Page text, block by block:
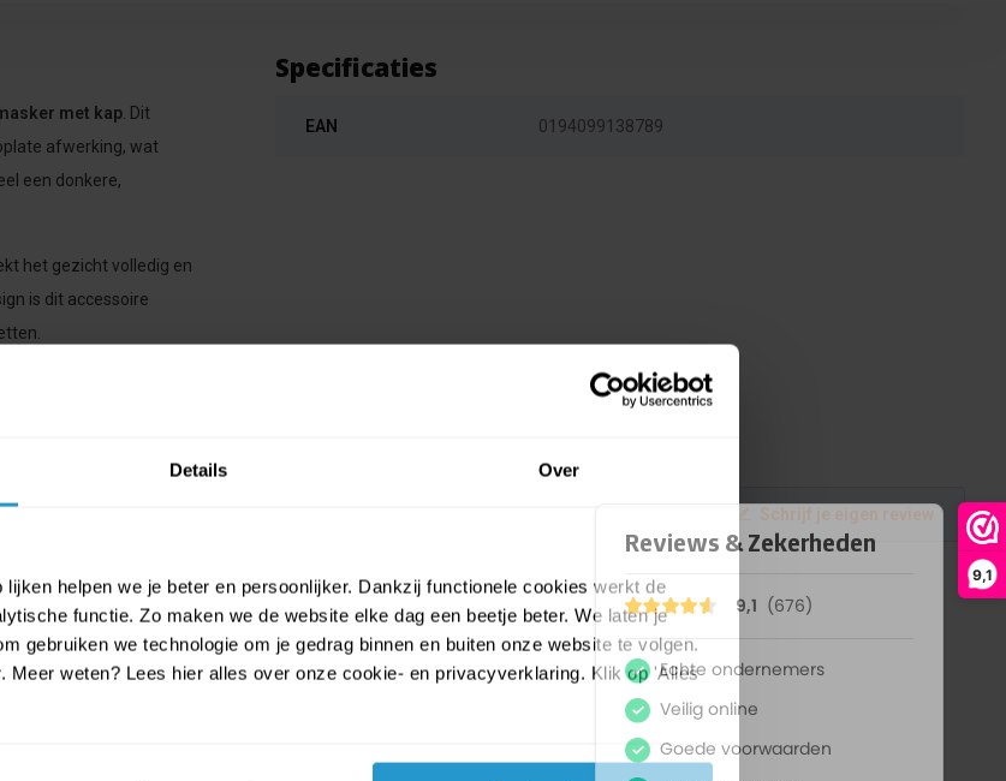
Details Over
helpen we je beter en persoonlijker. Dankzij functionele cookies werkt de
functie. Zo maken we de website elke dag een beetje beter. We laten je
gebruiken we technologie om je gedrag binnen en buiten onze website te volgen.
Meer weten? Lees hier alles over onze cookie- en privacyverklaring. Klik op 'Alles
9,1
met kap. Dit
afwerking, wat
een donkere,
het gezicht volledig en
is dit accessoire
trekt.
Specificaties
EAN 0194099138789
Schrijf je eigen review